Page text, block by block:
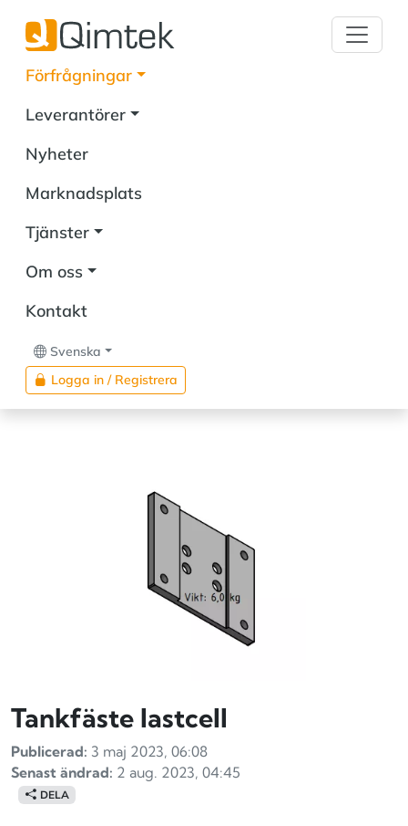
Förfrågningar
Leverantörer
Nyheter
Marknadsplats
Tjänster
Om oss
Kontakt
Svenska
Logga in / Registrera
Tankfäste lastcell
Publicerad: 3 maj 2023, 06:08
Senast ändrad: 2 aug. 2023, 04:45
DELA